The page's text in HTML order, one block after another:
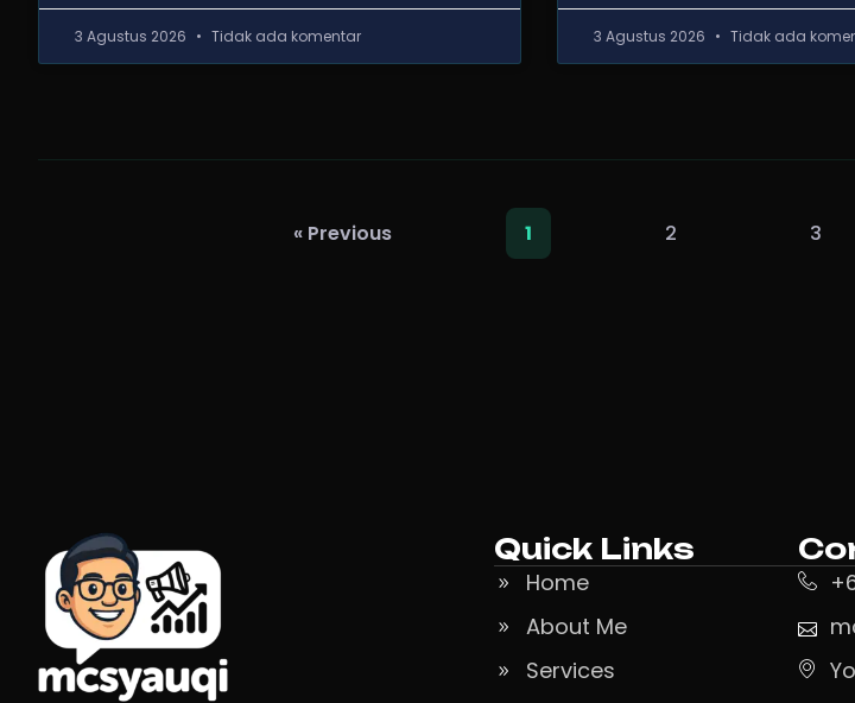
3 Agustus 2026 Tidak ada komentar 3 Agustus 2026 Tidak ada
« Previous 1 2 3
Quick Links
Home
About Me
Services